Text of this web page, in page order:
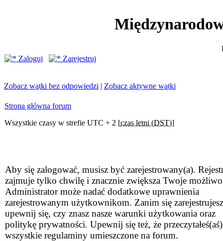
Zaloguj
Zarejestruj
Zobacz wątki bez odpowiedzi | Zobacz aktywne wątki
Strona główna forum
Wszystkie czasy w strefie UTC + 2 [czas letni (DST)]
Aby się zalogować, musisz być zarejestrowany(a).
zajmuje tylko chwilę i znacznie zwiększa Twoje
Administrator może nadać dodatkowe uprawnienia
zarejestrowanym użytkownikom. Zanim się
upewnij się, czy znasz nasze warunki użytkowania oraz
politykę prywatności. Upewnij się też, że przeczytałeś(aś)
wszystkie regulaminy umieszczone na forum.